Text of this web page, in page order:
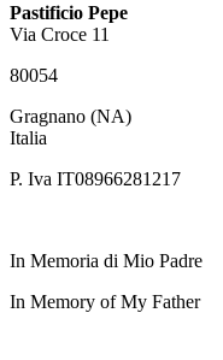
Pastificio Pepe
Via Croce 11
80054
Gragnano (NA)
Italia
P. Iva IT08966281217
In Memoria di Mio Padre
In Memory of My Father